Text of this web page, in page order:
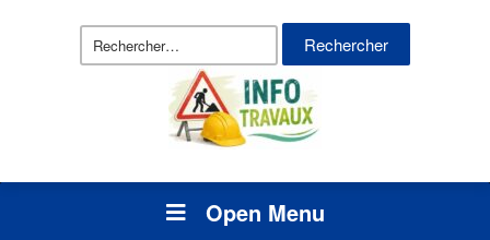
Rechercher :
Open Menu